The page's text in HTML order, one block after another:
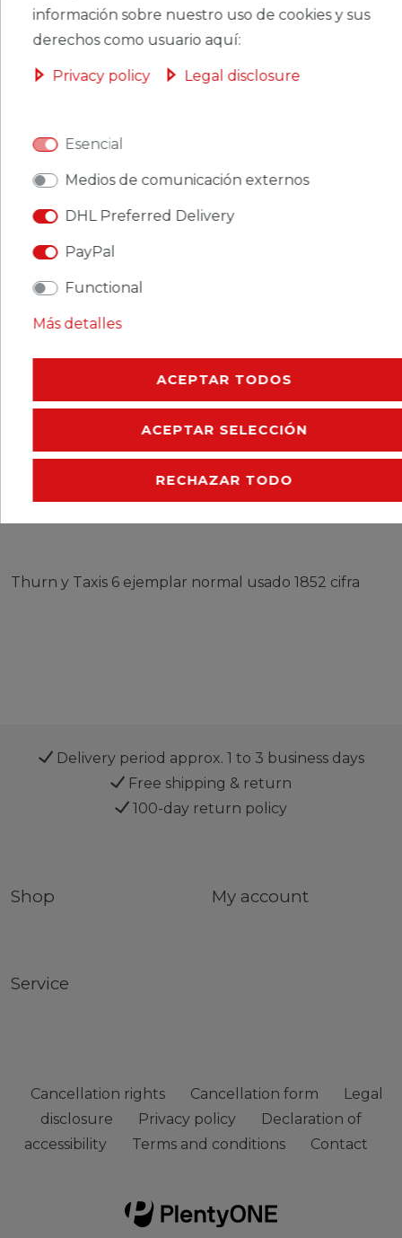
CERES::TEMPLATE.SINGLEITEMADDT
OBASKET
CERES::TEMPLATE.SINGLEITEMWISHLIST
Ceres::Template.singleItemExclusive
Ceres::Template.singleItemShippingCosts
CERES::TEMPLATE.SINGLEITEMDESCRIPTION
CERES::TEMPLATE.SINGLEITEMMANUFACTURER
Thurn y Taxis 6 ejemplar normal usado 1852 cifra
Delivery period approx. 1 to 3 business days
Free shipping & return
100-day return policy
Shop My account
Service
Cancellation rights Cancellation form
Legal
disclosure
Privacy policy
Declaration of
accessibility
Terms and conditions Contact
información sobre nuestro uso de cookies y sus
derechos como usuario aquí:
Privacy policy Legal disclosure
Esencial
Medios de comunicación externos
DHL Preferred Delivery
PayPal
Functional
Más detalles
ACEPTAR TODOS
ACEPTAR SELECCIÓN
RECHAZAR TODO